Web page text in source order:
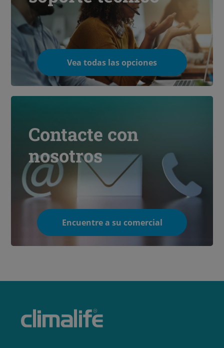
Vea todas las opciones
Contacte con
nosotros
Encuentre a su comercial